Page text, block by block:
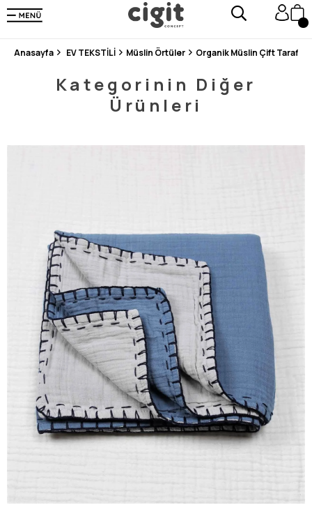
250.000'DEN FAZLA DEĞERLENDİRMEDE 5 ÜZERİNDEN 4.8 PUAN ALDI ⭐⭐⭐⭐⭐
3 MİLYONDAN FAZLA MUTLU MÜŞTERİ ❤️ 10 MİLYON ÜRÜN
Anasayfa EV TEKSTİLİ Müslin Örtüler
Kategorinin Diğer
Ürünleri